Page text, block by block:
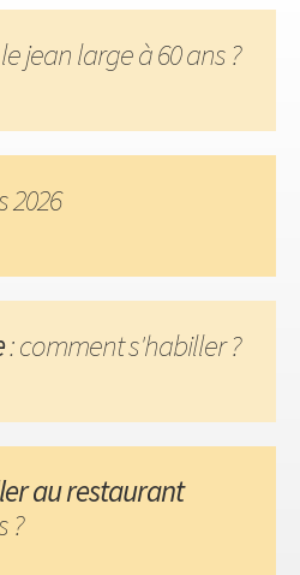
le jean large à 60 ans ?
2026
: comment s'habiller ?
au restaurant
?